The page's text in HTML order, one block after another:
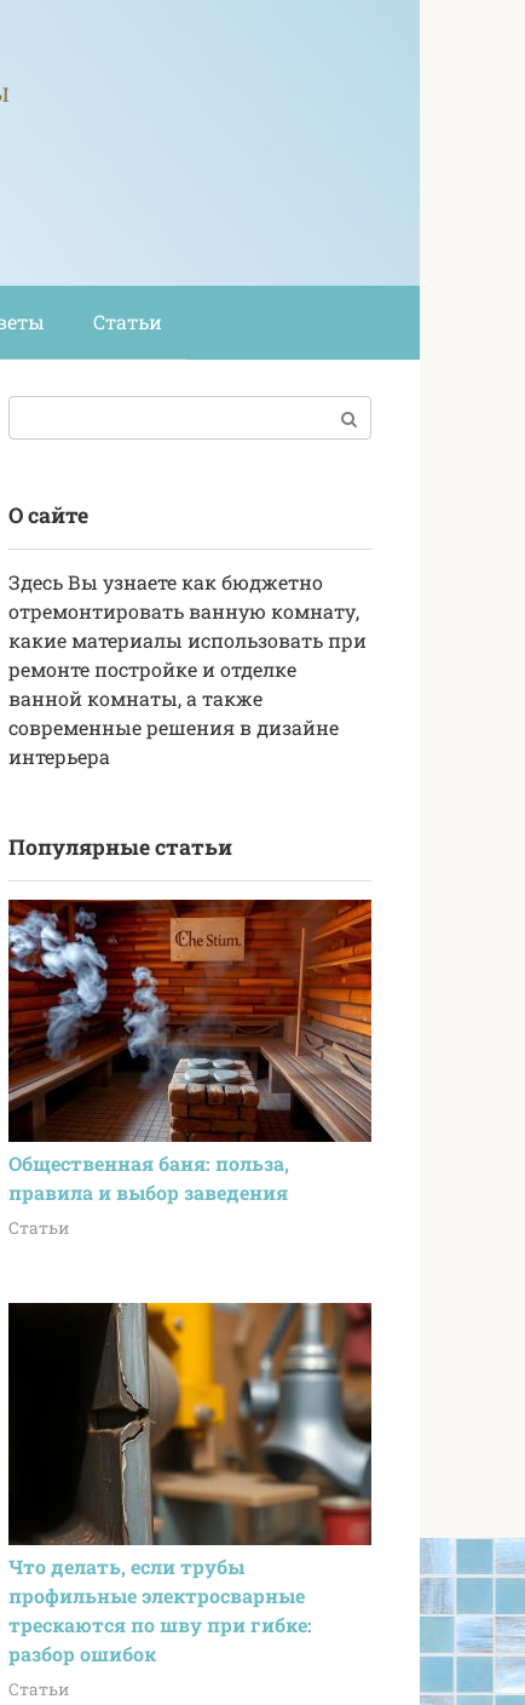
Статьи
О сайте
Здесь Вы узнаете как бюджетно
отремонтировать ванную комнату,
какие материалы использовать при
ремонте постройке и отделке
ванной комнаты, а также
современные решения в дизайне
интерьера
Популярные статьи
Общественная баня: польза,
правила и выбор заведения
Статьи
Что делать, если трубы
профильные электросварные
трескаются по шву при гибке:
разбор ошибок
Статьи